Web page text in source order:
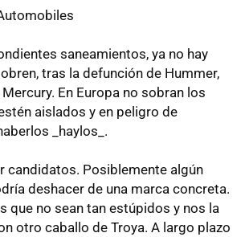
saneamientos, ya no hay
tras la defunción de Hummer,
En Europa no sobran los
aislados y en peligro de
_haylos_.
candidatos. Posiblemente algún
deshacer de una marca concreta.
que no sean tan estúpidos y nos la
otro caballo de Troya. A largo plazo